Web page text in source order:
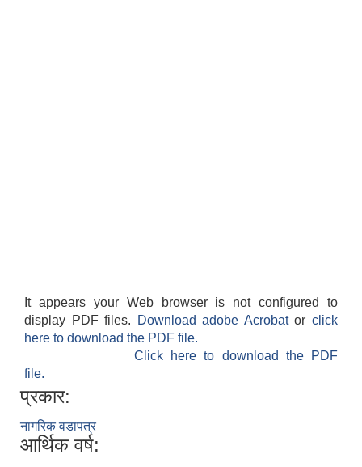
It appears your Web browser is not configured to
display PDF files.
Download adobe Acrobatorclick
here to download the PDF file.
Click here to download the PDF
file.
प्रकार:
नागरिक वडापत्र
आर्थिक वर्ष: